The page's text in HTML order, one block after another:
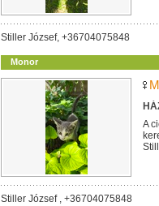
Stiller József, +36704075848
Monor
A
Stiller József , +36704075848